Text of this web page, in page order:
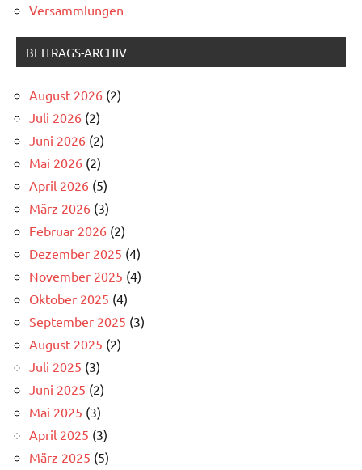
Versammlungen
BEITRAGS-ARCHIV
August 2026 (2)
Juli 2026 (2)
Juni 2026 (2)
Mai 2026 (2)
April 2026 (5)
März 2026 (3)
Februar 2026 (2)
Dezember 2025 (4)
November 2025 (4)
Oktober 2025 (4)
September 2025 (3)
August 2025 (2)
Juli 2025 (3)
Juni 2025 (2)
Mai 2025 (3)
April 2025 (3)
März 2025 (5)